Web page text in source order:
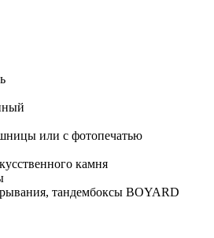
или с фотопечатью
камня
тандембоксы BOYARD